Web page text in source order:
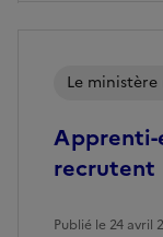
Apprenti-
recrutent
Le
Publié le 24 avril